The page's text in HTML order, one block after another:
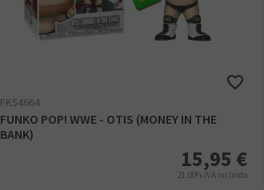
FK54664
FUNKO POP! WWE - OTIS (MONEY IN THE
BANK)
15,95 €
21.00% IVA incluido